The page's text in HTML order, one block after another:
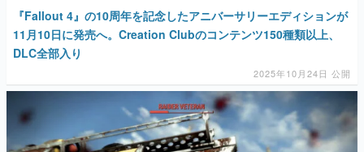
『Fallout 4』の10周年を記念したアニバーサリーエディションが
11月10日に発売へ。Creation Clubのコンテンツ150種類以上、
DLC全部入り
2025年10月24日 公開